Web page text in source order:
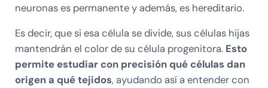
neuronas es permanente y además, es hereditario.
Es decir, que si esa célula se divide, sus células hijas
mantendrán el color de su célula progenitora. Esto
permite estudiar con precisión qué células dan
origen a qué tejidos, ayudando así a entender con